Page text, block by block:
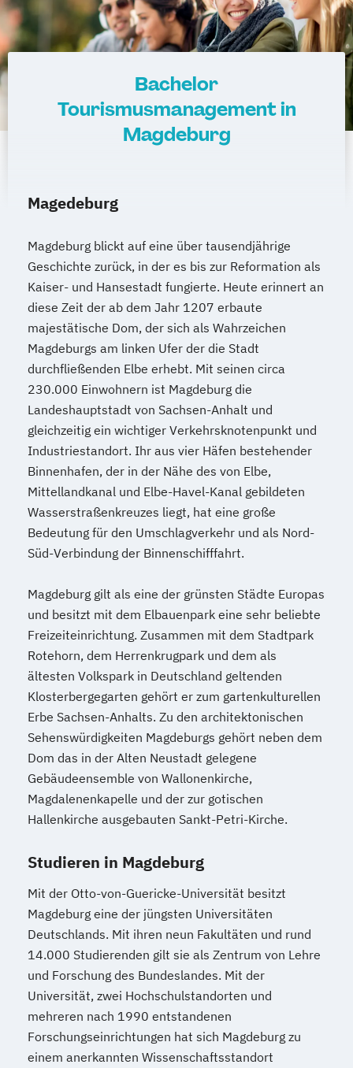
Bachelor
Tourismusmanagement in
Magdeburg
Magedeburg
Magdeburg blickt auf eine über tausendjährige
Geschichte zurück, in der es bis zur Reformation als
Kaiser- und Hansestadt fungierte. Heute erinnert an
diese Zeit der ab dem Jahr 1207 erbaute
majestätische Dom, der sich als Wahrzeichen
Magdeburgs am linken Ufer der die Stadt
durchfließenden Elbe erhebt. Mit seinen circa
230.000 Einwohnern ist Magdeburg die
Landeshauptstadt von Sachsen-Anhalt und
gleichzeitig ein wichtiger Verkehrsknotenpunkt und
Industriestandort. Ihr aus vier Häfen bestehender
Binnenhafen, der in der Nähe des von Elbe,
Mittellandkanal und Elbe-Havel-Kanal gebildeten
Wasserstraßenkreuzes liegt, hat eine große
Bedeutung für den Umschlagverkehr und als Nord-
Süd-Verbindung der Binnenschifffahrt.
Magdeburg gilt als eine der grünsten Städte Europas
und besitzt mit dem Elbauenpark eine sehr beliebte
Freizeiteinrichtung. Zusammen mit dem Stadtpark
Rotehorn, dem Herrenkrugpark und dem als
ältesten Volkspark in Deutschland geltenden
Klosterbergegarten gehört er zum gartenkulturellen
Erbe Sachsen-Anhalts. Zu den architektonischen
Sehenswürdigkeiten Magdeburgs gehört neben dem
Dom das in der Alten Neustadt gelegene
Gebäudeensemble von Wallonenkirche,
Magdalenenkapelle und der zur gotischen
Hallenkirche ausgebauten Sankt-Petri-Kirche.
Studieren in Magdeburg
Mit der Otto-von-Guericke-Universität besitzt
Magdeburg eine der jüngsten Universitäten
Deutschlands. Mit ihren neun Fakultäten und rund
14.000 Studierenden gilt sie als Zentrum von Lehre
und Forschung des Bundeslandes. Mit der
Universität, zwei Hochschulstandorten und
mehreren nach 1990 entstandenen
Forschungseinrichtungen hat sich Magdeburg zu
einem anerkannten Wissenschaftsstandort